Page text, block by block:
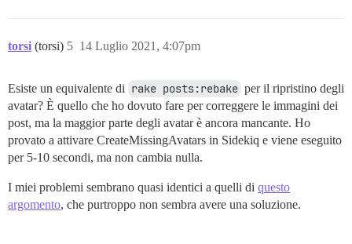
torsi (torsi) 14 Luglio 2021, 4:07pm
5
Esiste un equivalente di rake posts:rebake per il ripristino degli
avatar? È quello che ho dovuto fare per correggere le immagini dei
post, ma la maggior parte degli avatar è ancora mancante. Ho
provato a attivare CreateMissingAvatars in Sidekiq e viene eseguito
per 5-10 secondi, ma non cambia nulla.
I miei problemi sembrano quasi identici a quelli di questo
argomento, che purtroppo non sembra avere una soluzione.